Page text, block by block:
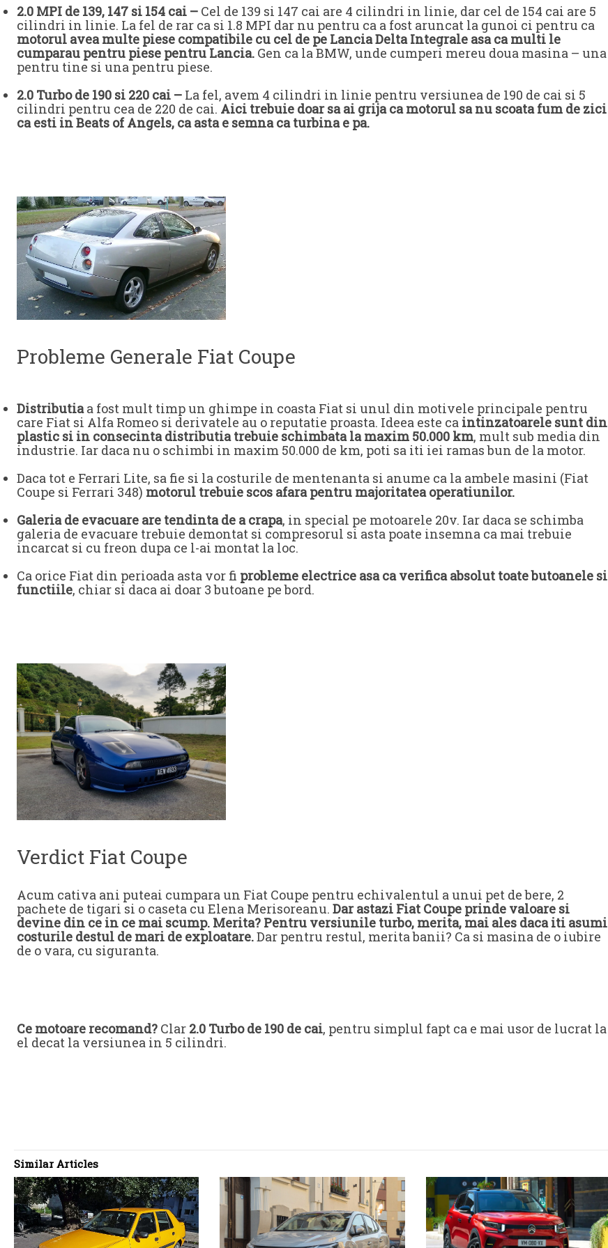
2.0 MPI de 139, 147 si 154 cai – Cel de 139 si 147 cai are 4 cilindri in linie, dar cel de 154 cai are 5
cilindri in linie. La fel de rar ca si 1.8 MPI dar nu pentru ca a fost aruncat la gunoi ci pentru ca
motorul avea multe piese compatibile cu cel de pe Lancia Delta Integrale asa ca multi le
cumparau pentru piese pentru Lancia. Gen ca la BMW, unde cumperi mereu doua masina – una
pentru tine si una pentru piese.
2.0 Turbo de 190 si 220 cai – La fel, avem 4 cilindri in linie pentru versiunea de 190 de cai si 5
cilindri pentru cea de 220 de cai. Aici trebuie doar sa ai grija ca motorul sa nu scoata fum de zici
ca esti in Beats of Angels, ca asta e semna ca turbina e pa.
Probleme Generale Fiat Coupe
Distributiaa fost mult timp un ghimpe in coasta Fiat si unul din motivele principale pentru
care Fiat si Alfa Romeo si derivatele au o reputatie proasta. Ideea este ca intinzatoarele sunt din
plastic si in consecinta distributia trebuie schimbata la maxim 50.000 km, mult sub media din
industrie. Iar daca nu o schimbi in maxim 50.000 de km, poti sa iti iei ramas bun de la motor.
Daca tot e Ferrari Lite, sa fie si la costurile de mentenanta si anume ca la ambele masini (Fiat
Coupe si Ferrari 348) motorul trebuie scos afara pentru majoritatea operatiunilor.
Galeria de evacuare are tendinta de a crapa, in special pe motoarele 20v. Iar daca se schimba
galeria de evacuare trebuie demontat si compresorul si asta poate insemna ca mai trebuie
incarcat si cu freon dupa ce l-ai montat la loc.
Ca orice Fiat din perioada asta vor fi probleme electrice asa ca verifica absolut toate butoanele si
functiile, chiar si daca ai doar 3 butoane pe bord.
Verdict Fiat Coupe
Acum cativa ani puteai cumpara un Fiat Coupe pentru echivalentul a unui pet de bere, 2
pachete de tigari si o caseta cu Elena Merisoreanu. Dar astazi Fiat Coupe prinde valoare si
devine din ce in ce mai scump. Merita? Pentru versiunile turbo, merita, mai ales daca iti asumi
costurile destul de mari de exploatare.Dar pentru restul, merita banii? Ca si masina de o iubire
de o vara, cu siguranta.
Ce motoare recomand? Clar 2.0 Turbo de 190 de cai, pentru simplul fapt ca e mai usor de lucrat la
el decat la versiunea in 5 cilindri.
Similar Articles